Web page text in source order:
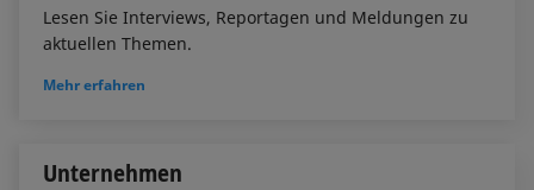
Lesen Sie Interviews, Reportagen und Meldungen zu
aktuellen Themen.
Mehr erfahren
Unternehmen